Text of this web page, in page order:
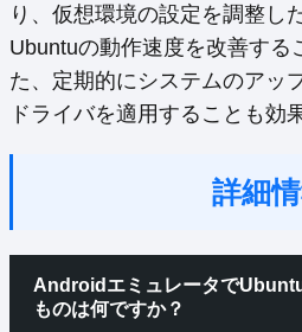
り、仮想環境の設定を調整し
Ubuntuの動作速度を改善する
た、定期的にシステムのアッ
ドライバを適用することも効
詳細
Androidエミュレータで
ものは何ですか？